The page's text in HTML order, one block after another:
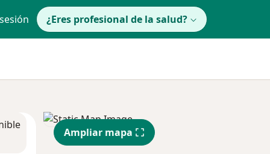
¿Eres profesional de la salud?
Ampliar mapa